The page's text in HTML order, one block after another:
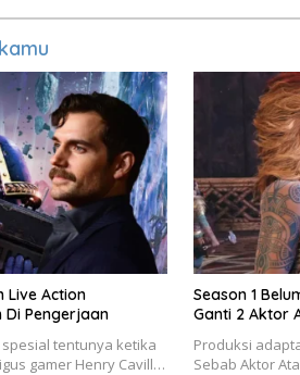
Live Action
Pengerjaan
tentunya ketika
gamer Henry Cavill…
Season 1
Ganti 2 Aktor
Produksi
Sebab Aktor